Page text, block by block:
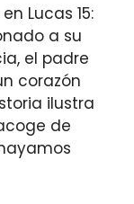
Lucas 15:
a su
el padre
corazón
ilustra
de